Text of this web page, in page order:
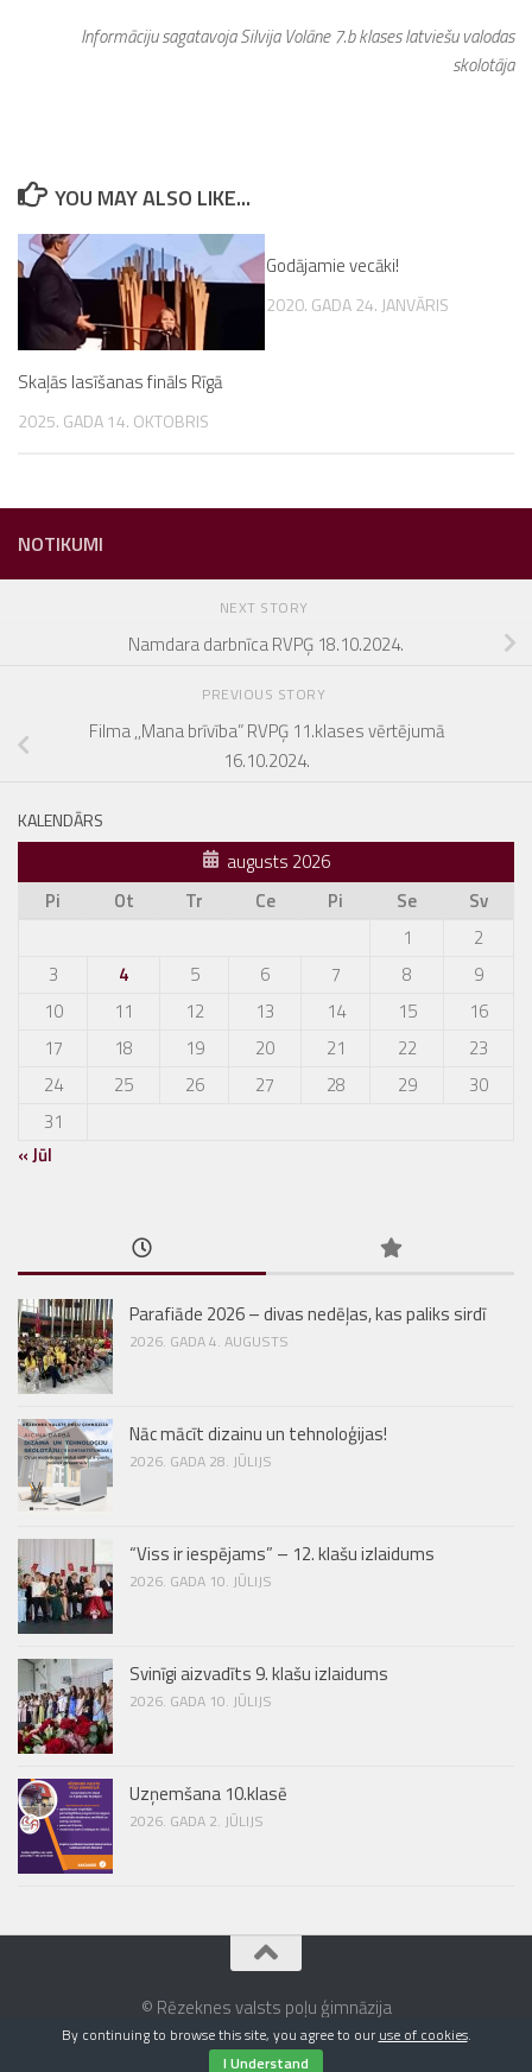
Informāciju sagatavoja Silvija Volāne 7.b klases latviešu valodas
skolotāja
YOU MAY ALSO LIKE...
Skaļās lasīšanas fināls Rīgā
2025. GADA 14. OKTOBRIS
Godājamie vecāki!
2020. GADA 24. JANVĀRIS
NOTIKUMI
NEXT STORY
Namdara darbnīca RVPĢ 18.10.2024.
PREVIOUS STORY
Filma ,,Mana brīvība” RVPĢ 11.klases vērtējumā
16.10.2024.
KALENDĀRS
augusts 2026
Pi
Ot Tr Ce Pi Se
Sv
1
2
3
4 5 6 7 8
9
10
11 12 13 14 15
16
17
18 19 20 21 22
23
24
25 26 27 28 29
30
31
« Jūl
Parafiāde 2026 – divas nedēļas, kas paliks sirdī
2026. GADA 4. AUGUSTS
Nāc mācīt dizainu un tehnoloģijas!
2026. GADA 28. JŪLIJS
“Viss ir iespējams” – 12. klašu izlaidums
2026. GADA 10. JŪLIJS
Svinīgi aizvadīts 9. klašu izlaidums
2026. GADA 10. JŪLIJS
Uzņemšana 10.klasē
2026. GADA 2. JŪLIJS
© Rēzeknes valsts poļu ģimnāzija
By continuing to browse this site, you agree to our use of cookies.
I Understand